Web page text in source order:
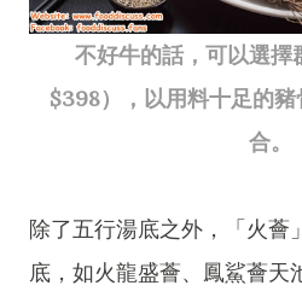
不好牛的話，可以選擇
$398），以用料十足的
合。
除了五行湯底之外，「火薈
底，如火龍盛薈、鳳鯊薈